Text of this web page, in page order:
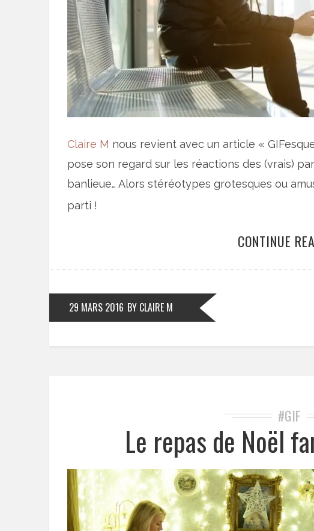
Claire M nous revient avec un article «
pose son regard sur les réactions des (vrais)
banlieue… Alors stéréotypes grotesques ou
parti !
CONTINUE
29 MARS 2016 BY CLAIRE M
#GIF
Le repas de Noël